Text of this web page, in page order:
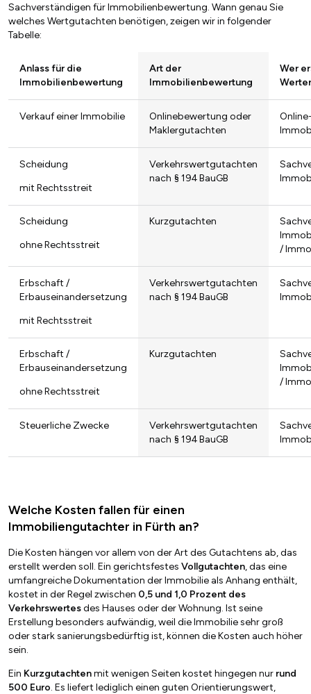
Sachverständigen für Immobilienbewertung. Wann genau Sie
welches Wertgutachten benötigen, zeigen wir in folgender
Tabelle:
Anlass für die
Immobilienbewertung
Art der
Immobilienbewertung
Wer
Verkauf einer Immobilie
Onlinebewertung oder
Maklergutachten
Scheidung
mit Rechtsstreit
Verkehrswertgutachten
nach § 194 BauGB
Scheidung
ohne Rechtsstreit
Kurzgutachten
/
Erbschaft /
Erbauseinandersetzung
mit Rechtsstreit
Verkehrswertgutachten
nach § 194 BauGB
Erbschaft /
Erbauseinandersetzung
ohne Rechtsstreit
Kurzgutachten
/
Steuerliche Zwecke
Verkehrswertgutachten
nach § 194 BauGB
Welche Kosten fallen für einen
Immobiliengutachter in Fürth an?
Die Kosten hängen vor allem von der Art des Gutachtens ab, das
erstellt werden soll. Ein gerichtsfestes Vollgutachten, das eine
umfangreiche Dokumentation der Immobilie als Anhang enthält,
kostet in der Regel zwischen 0,5 und 1,0 Prozent des
Verkehrswertesdes Hauses oder der Wohnung. Ist seine
Erstellung besonders aufwändig, weil die Immobilie sehr groß
oder stark sanierungsbedürftig ist, können die Kosten auch höher
sein.
Ein Kurzgutachtenmit wenigen Seiten kostet hingegen nur rund
500 Euro. Es liefert lediglich einen guten Orientierungswert,